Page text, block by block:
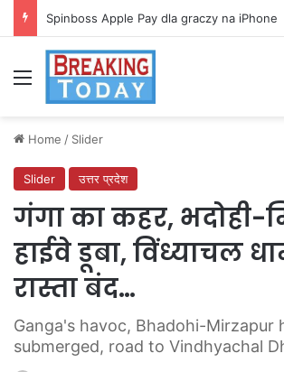
Spinboss Apple Pay dla graczy na iPhone
Menu
Home / Slider
Slider उत्तर प्रदेश
गंगा का कहर, भदोही-
हाईवे डूबा, विंध्याचल
रास्ता बंद…
Ganga's havoc, Bhadohi-Mirzapur
submerged, road to Vindhyachal